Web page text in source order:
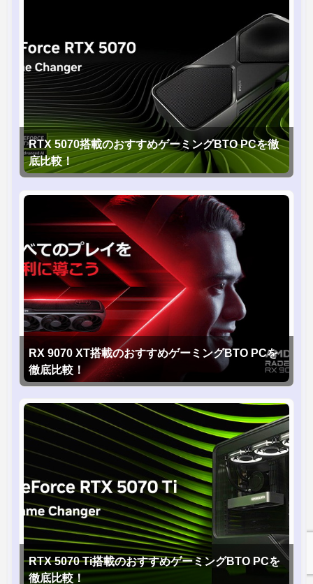
RTX 5070搭載のおすすめゲーミングBTO PCを徹
底比較！
RX 9070 XT搭載のおすすめゲーミングBTO PCを
徹底比較！
RTX 5070 Ti搭載のおすすめゲーミングBTO PCを
徹底比較！